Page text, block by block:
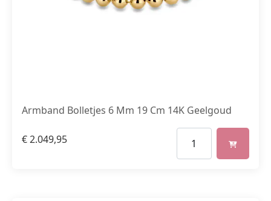
Armband Bolletjes 6 Mm 19 Cm 14K Geelgoud
€2.049,95